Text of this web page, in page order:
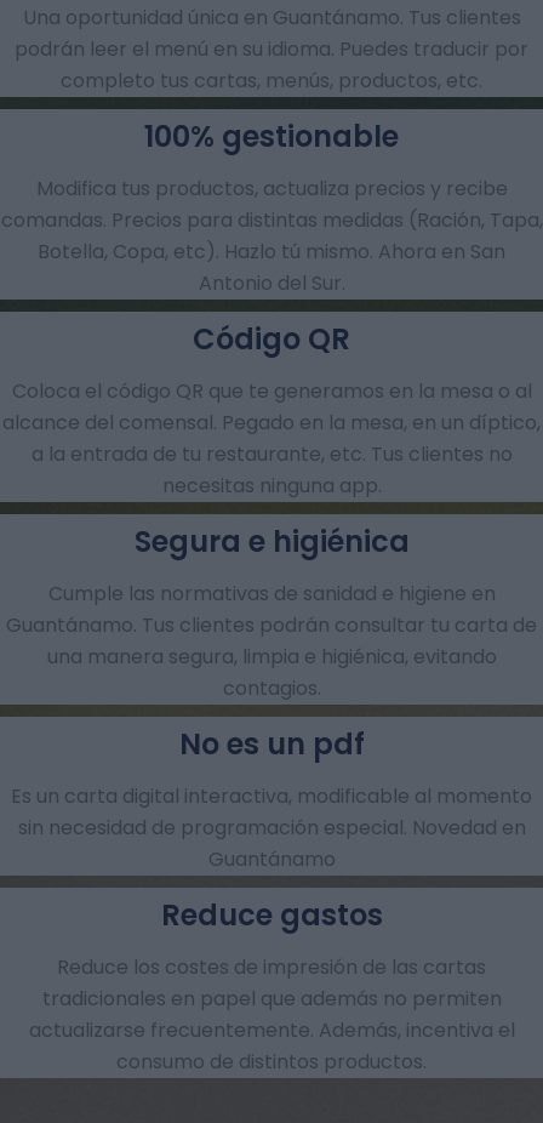
Una oportunidad única en Guantánamo. Tus clientes
podrán leer el menú en su idioma. Puedes traducir por
completo tus cartas, menús, productos, etc.
Modifica tus productos, actualiza precios y recibe
comandas.​ Precios para distintas medidas (Ración, Tapa,
Botella, Copa, etc). Hazlo tú mismo. Ahora en San
Antonio del Sur.
100% gestionable
Coloca el código QR que te generamos en la mesa o al
alcance del comensal. Pegado en la mesa, en un díptico,
a la entrada de tu restaurante, etc. Tus clientes no
necesitas ninguna app.
Código QR
Cumple las normativas de sanidad e higiene en
Guantánamo. Tus clientes podrán consultar tu carta de
una manera segura, limpia e higiénica, evitando
contagios.
Segura e higiénica
Es un carta digital interactiva, modificable al momento
sin necesidad de programación especial. Novedad en
Guantánamo
No es un pdf
Reduce los costes de impresión de las cartas
tradicionales en papel que además no permiten
actualizarse frecuentemente. Además, incentiva el
consumo de distintos productos.
Reduce gastos